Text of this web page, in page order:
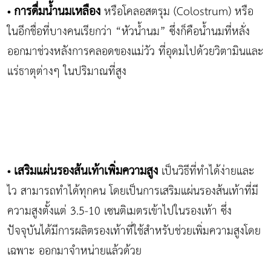
•การดื่มน้ำนมเหลืองหรือโคลอสตรุม (Colostrum) หรือ
ในอีกชื่อที่บางคนเรียกว่า “หัวน้ำนม” ซึ่งก็คือน้ำนมที่หลั่ง
ออกมาช่วงหลังการคลอดของแม่วัว ที่อุดมไปด้วยวิตามินและ
แร่ธาตุต่างๆ ในปริมาณที่สูง
•เสริมแผ่นรองส้นเท้าเพิ่มความสูง เป็นวิธีที่ทำได้ง่ายและ
ไว สามารถทำได้ทุกคน โดยเป็นการเสริมแผ่นรองส้นเท้าที่มี
ความสูงตั้งแต่ 3.5-10 เซนติเมตรเข้าไปในรองเท้า ซึ่ง
ปัจจุบันได้มีการผลิตรองเท้าที่ใช้สำหรับช่วยเพิ่มความสูงโดย
เฉพาะ ออกมาจำหน่ายแล้วด้วย